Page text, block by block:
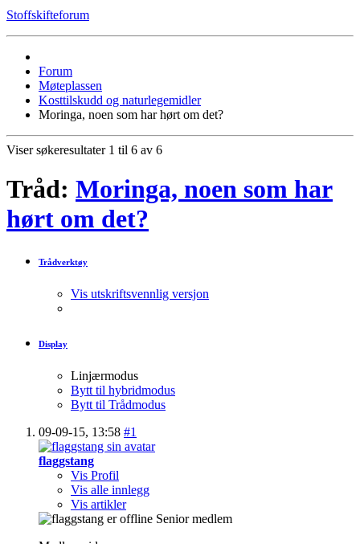
Stoffskifteforum
Forum
Møteplassen
Kosttilskudd og naturlegemidler
Moringa, noen som har hørt om det?
Viser søkeresultater 1 til 6 av 6
Tråd: Moringa, noen som har
hørt om det?
Trådverktøy
Vis utskriftsvennlig versjon
Display
Linjærmodus
Bytt til hybridmodus
Bytt til Trådmodus
09-09-15, 13:58 #1
flaggstang
Vis Profil
Vis alle innlegg
Vis artikler
Senior medlem